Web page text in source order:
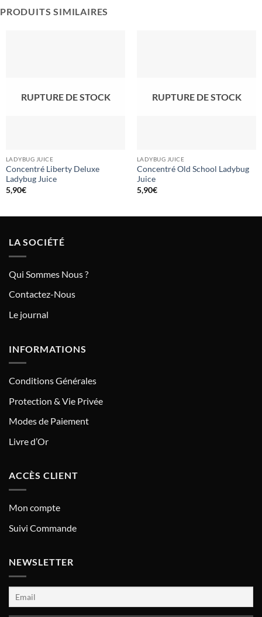
PRODUITS SIMILAIRES
RUPTURE DE STOCK
LADYBUG JUICE
Concentré Liberty Deluxe
Ladybug Juice
5,90€
RUPTURE DE STOCK
LADYBUG JUICE
Concentré Old School Ladybug
Juice
5,90€
LA SOCIÉTÉ
Qui Sommes Nous ?
Contactez-Nous
Le journal
INFORMATIONS
Conditions Générales
Protection & Vie Privée
Modes de Paiement
Livre d’Or
ACCÈS CLIENT
Mon compte
Suivi Commande
NEWSLETTER